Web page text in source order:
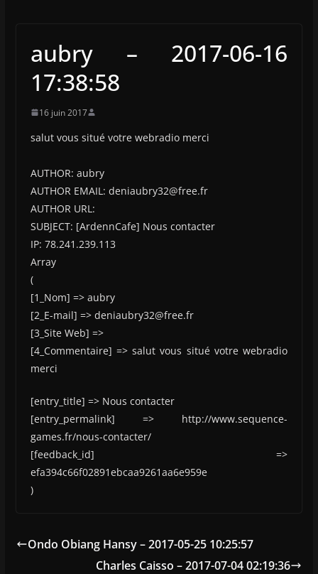
aubry – 2017-06-16
17:38:58
16 juin 2017
salut vous situé votre webradio merci
AUTHOR: aubry
AUTHOR EMAIL: deniaubry32@free.fr
AUTHOR URL:
SUBJECT: [ArdennCafe] Nous contacter
IP: 78.241.239.113
Array
(
[1_Nom] => aubry
[2_E-mail] => deniaubry32@free.fr
[3_Site Web] =>
[4_Commentaire] => salut vous situé votre webradio
merci
[entry_title] => Nous contacter
[entry_permalink] => http://www.sequence-
games.fr/nous-contacter/
[feedback_id] =>
efa394c66f02891ebcaa9261aa6e959e
)
Ondo Obiang Hansy – 2017-05-25 10:25:57
Charles Caisso – 2017-07-04 02:19:36